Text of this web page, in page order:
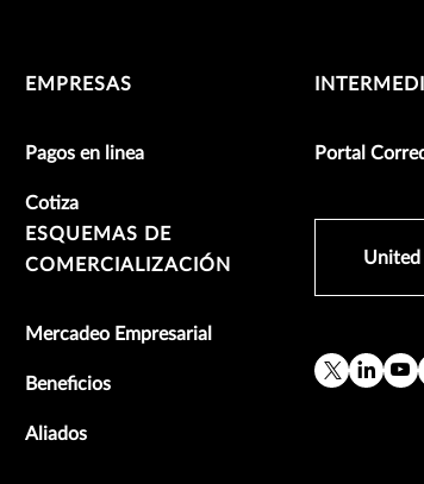
EMPRESAS
Pagos en linea
Cotiza
Portal
ESQUEMAS DE
COMERCIALIZACIÓN
Mercadeo Empresarial
Beneficios
Aliados
United